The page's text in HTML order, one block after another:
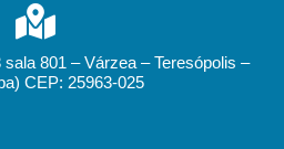
801 – Várzea – Teresópolis –
CEP: 25963-025